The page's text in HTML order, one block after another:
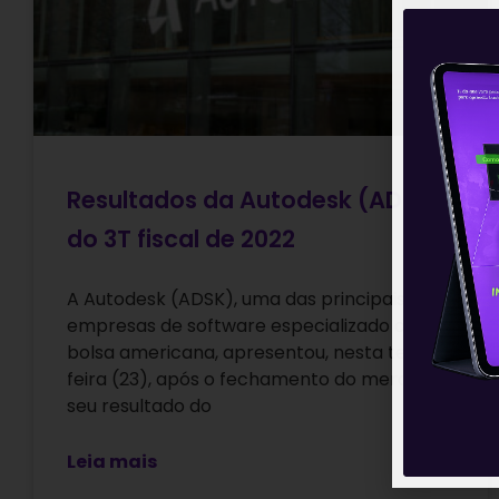
Resultados da Autodesk (ADSK)
do 3T fiscal de 2022
A Autodesk (ADSK), uma das principais
empresas de software especializado da
bolsa americana, apresentou, nesta terça-
feira (23), após o fechamento do mercado,
seu resultado do
Leia mais